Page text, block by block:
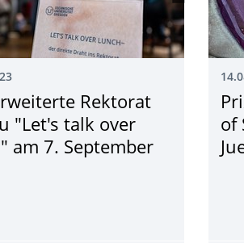
Rektorat
"Let's talk over
am 7. September
of